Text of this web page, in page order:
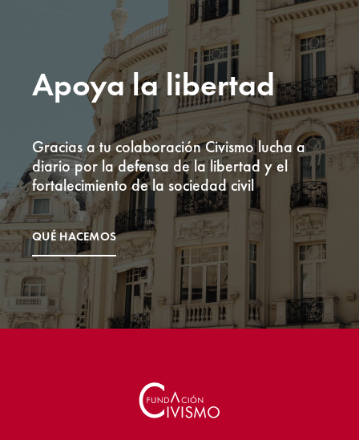
Apoya la libertad
Gracias a tu colaboración Civismo lucha a
diario por la defensa de la libertad y el
fortalecimiento de la sociedad civil
QUÉ HACEMOS